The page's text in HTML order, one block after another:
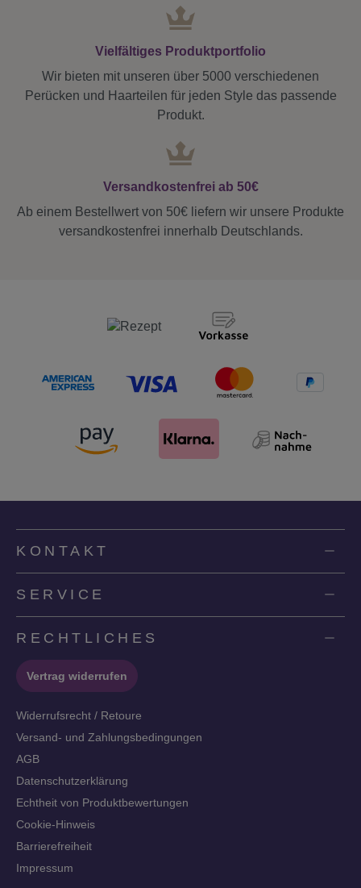
Vielfältiges Produktportfolio
Wir bieten mit unseren über 5000 verschiedenen
Perücken und Haarteilen für jeden Style das passende
Produkt.
Versandkostenfrei ab 50€
Ab einem Bestellwert von 50€ liefern wir unsere Produkte
versandkostenfrei innerhalb Deutschlands.
KONTAKT
SERVICE
RECHTLICHES
Vertrag widerrufen
Widerrufsrecht / Retoure
Versand- und Zahlungsbedingungen
AGB
Datenschutzerklärung
Echtheit von Produktbewertungen
Cookie-Hinweis
Barrierefreiheit
Impressum